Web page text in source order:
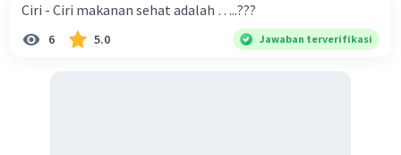
Ciri - Ciri makanan sehat adalah …..???
6 5.0 Jawaban terverifikasi